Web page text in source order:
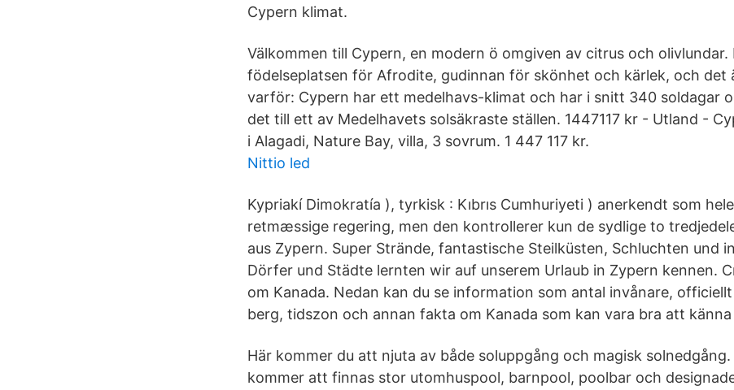
Cypern klimat.
Välkommen till Cypern, en modern ö omgiven av citrus och olivlundar.
födelseplatsen för Afrodite, gudinnan för skönhet och kärlek, och det
varför: Cypern har ett medelhavs-klimat och har i snitt 340 soldagar
det till ett av Medelhavets solsäkraste ställen. 1447117 kr - Utland -
i Alagadi, Nature Bay, villa, 3 sovrum. 1 447 117 kr.
Nittio led
Kypriakí Dimokratía ), tyrkisk : Kıbrıs Cumhuriyeti ) anerkendt som
retmæssige regering, men den kontrollerer kun de sydlige to
aus Zypern. Super Strände, fantastische Steilküsten, Schluchten und
Dörfer und Städte lernten wir auf unserem Urlaub in Zypern kennen.
om Kanada. Nedan kan du se information som antal invånare,
berg, tidszon och annan fakta om Kanada som kan vara bra att
Här kommer du att njuta av både soluppgång och magisk
kommer att finnas stor utomhuspool, barnpool, poolbar och